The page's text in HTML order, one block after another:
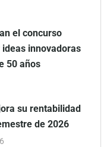
el concurso
ideas innovadoras
50 años
su rentabilidad
de 2026